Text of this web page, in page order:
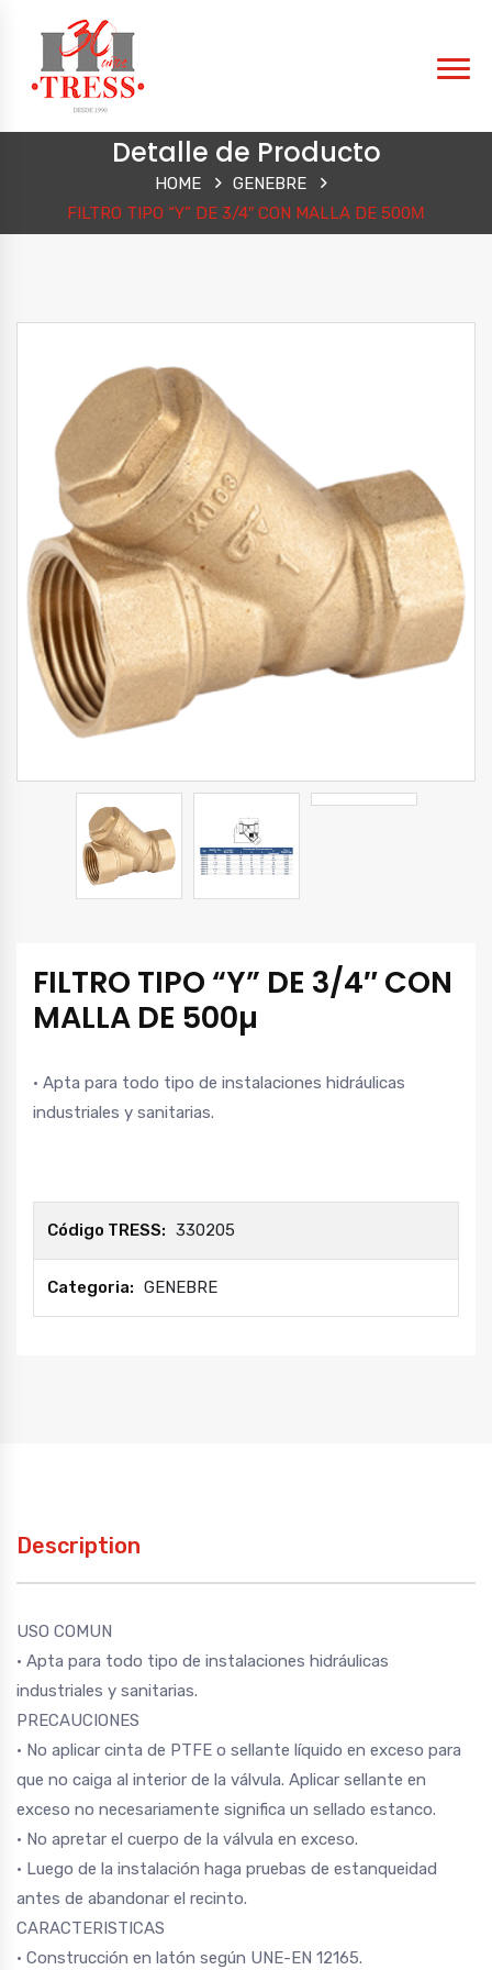
Detalle de Producto
HOME
GENEBRE
FILTRO TIPO “Y” DE 3/4″ CON MALLA DE 500Μ
FILTRO TIPO “Y” DE 3/4″ CON
MALLA DE 500µ
• Apta para todo tipo de instalaciones hidráulicas
industriales y sanitarias.
Código TRESS: 330205
Categoria: GENEBRE
Description
USO COMUN
• Apta para todo tipo de instalaciones hidráulicas
industriales y sanitarias.
PRECAUCIONES
• No aplicar cinta de PTFE o sellante líquido en exceso para
que no caiga al interior de la válvula. Aplicar sellante en
exceso no necesariamente significa un sellado estanco.
• No apretar el cuerpo de la válvula en exceso.
• Luego de la instalación haga pruebas de estanqueidad
antes de abandonar el recinto.
CARACTERISTICAS
• Construcción en latón según UNE-EN 12165.